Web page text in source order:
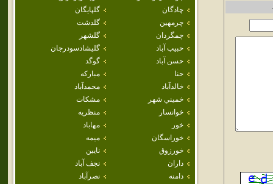
چادگان
گلپايگان
چرمهين
گلدشت
چمگردان
گلشهر
حبيب آباد
گليشادسودرجان
حسن آباد
گوگد
حنا
مباركه
خالدآباد
محمدآباد
خميني شهر
مشكات
خوانسار
منظريه
خور
مهاباد
خوراسگان
ميمه
خورزوق
نايين
داران
نجف آباد
دامنه
نصرآباد